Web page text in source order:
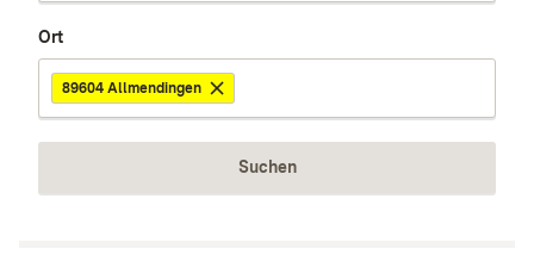
Ort
89604 Allmendingen
Suchen